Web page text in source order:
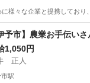
様々な企業と提携しており
作業 無料
予市】農業お手伝い
1,050円
正人
駅